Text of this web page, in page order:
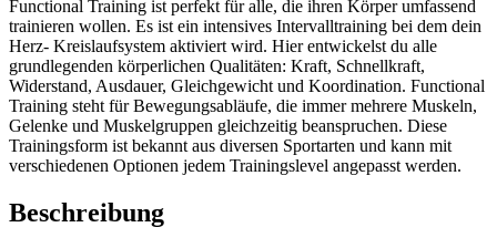
Functional Training ist perfekt für alle, die ihren Körper umfassend
trainieren wollen. Es ist ein intensives Intervalltraining bei dem dein
Herz- Kreislaufsystem aktiviert wird. Hier entwickelst du alle
grundlegenden körperlichen Qualitäten: Kraft, Schnellkraft,
Widerstand, Ausdauer, Gleichgewicht und Koordination. Functional
Training steht für Bewegungsabläufe, die immer mehrere Muskeln,
Gelenke und Muskelgruppen gleichzeitig beanspruchen. Diese
Trainingsform ist bekannt aus diversen Sportarten und kann mit
verschiedenen Optionen jedem Trainingslevel angepasst werden.
Beschreibung